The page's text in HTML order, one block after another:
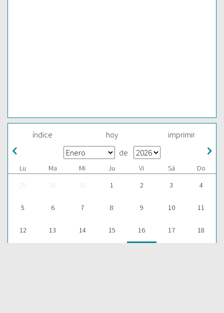
índice hoy imprimir
de
Lu Ma Mi Ju Vi Sá
Do
29
30 31 1 2 3 4
5 6 7 8 9 10 11
12 13 14 15 16 17 18